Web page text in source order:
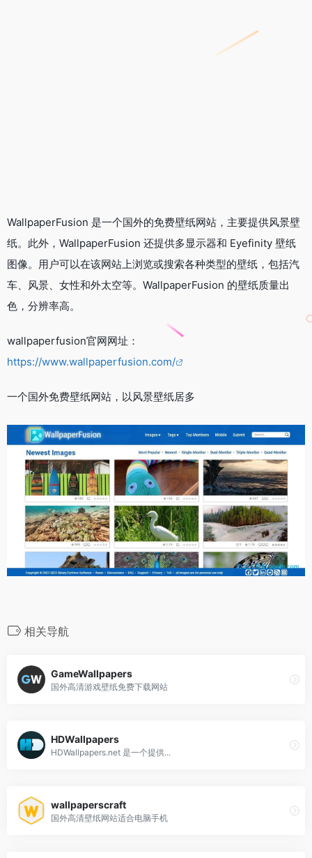
WallpaperFusion 是一个国外的免费壁纸网站，主要提供风景壁
纸。此外，WallpaperFusion 还提供多显示器和 Eyefinity 壁纸
图像。用户可以在该网站上浏览或搜索各种类型的壁纸，包括汽
车、风景、女性和外太空等。WallpaperFusion 的壁纸质量出
色，分辨率高。
wallpaperfusion官网网址：
https://www.wallpaperfusion.com/
一个国外免费壁纸网站，以风景壁纸居多
相关导航
GameWallpapers
国外高清游戏壁纸免费下载网站
HDWallpapers
HDWallpapers.net 是一个提供...
wallpaperscraft
国外高清壁纸网站适合电脑手机